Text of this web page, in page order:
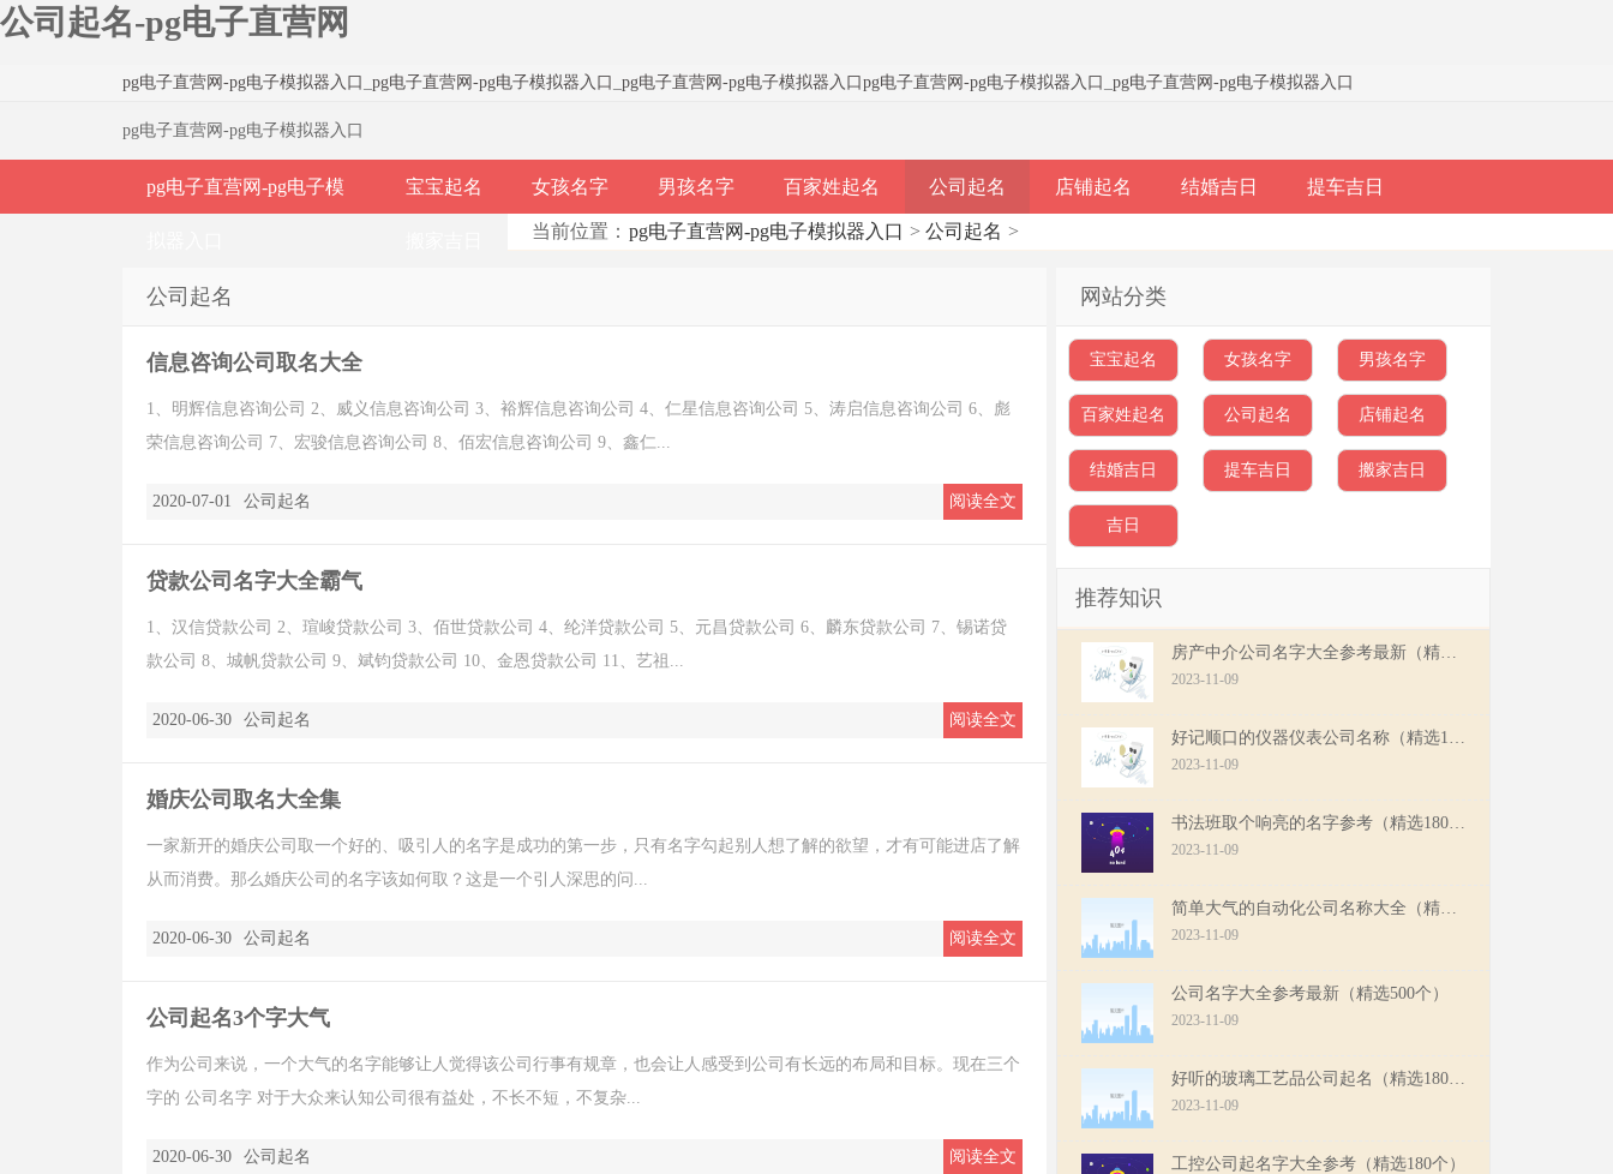
公司起名-pg电子直营网
pg电子直营网-pg电子模拟器入口 pg电子直营网-pg电子模拟器入口 pg电子直营网-pg电子模拟器入口 pg电子直营网-pg电子模拟器入口 pg电子直营网-pg电子模拟器入口
pg电子直营网-pg电子模拟器入口
pg电子直营网-pg电子模 宝宝起名 女孩名字 男孩名字 百家姓起名 公司起名 店铺起名 结婚吉日 提车吉日
当前位置： pg电子直营网-pg电子模拟器入口 > 公司起名 >
公司起名
信息咨询公司取名大全
1、明辉信息咨询公司 2、威义信息咨询公司 3、裕辉信息咨询公司 4、仁星信息咨询公司 5、涛启信息咨询公司 6、彪
荣信息咨询公司 7、宏骏信息咨询公司 8、佰宏信息咨询公司 9、鑫仁...
2020-07-01 公司起名 阅读全文
贷款公司名字大全霸气
1、汉信贷款公司 2、瑄峻贷款公司 3、佰世贷款公司 4、纶洋贷款公司 5、元昌贷款公司 6、麟东贷款公司 7、锡诺贷
款公司 8、城帆贷款公司 9、斌钧贷款公司 10、金恩贷款公司 11、艺祖...
2020-06-30 公司起名 阅读全文
婚庆公司取名大全集
一家新开的婚庆公司取一个好的、吸引人的名字是成功的第一步，只有名字勾起别人想了解的欲望，才有可能进店了解
从而消费。那么婚庆公司的名字该如何取？这是一个引人深思的问...
2020-06-30 公司起名 阅读全文
公司起名3个字大气
作为公司来说，一个大气的名字能够让人觉得该公司行事有规章，也会让人感受到公司有长远的布局和目标。现在三个
字的 公司名字 对于大众来认知公司很有益处，不长不短，不复杂...
2020-06-30 公司起名 阅读全文
网站分类
宝宝起名 女孩名字 男孩名字
百家姓起名 公司起名 店铺起名
结婚吉日 提车吉日 搬家吉日
吉日
推荐知识
2023-11-09
2023-11-09
2023-11-09
2023-11-09
公司名字大全参考最新（精选500个）
2023-11-09
2023-11-09
工控公司起名字大全参考（精选180个）